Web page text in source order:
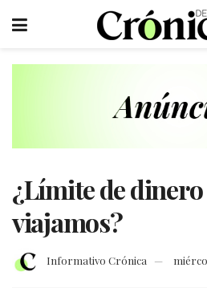
¿Límite de
viajamos?
Informativo Crónica